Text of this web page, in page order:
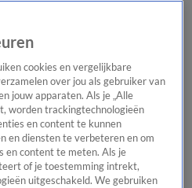
Het beste van Hart
Tip de
cookies en vergelijkbare
over jou als gebruiker van
jouw apparaten. Als je „Alle
worden trackingtechnologieën
en content te kunnen
en diensten te verbeteren en om
en content te meten. Als je
of je toestemming intrekt,
uitgeschakeld. We gebruiken